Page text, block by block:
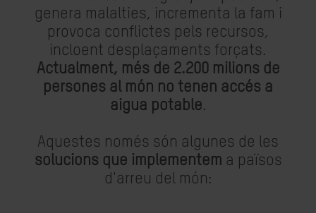
genera malalties, incrementa la fam i
provoca conflictes pels recursos,
incloent desplaçaments forçats.
Actualment, més de 2.200 milions de
persones al món no tenen accés a
aigua potable.
Aquestes només són algunes de les
solucions que implementem a països
d'arreu del món: